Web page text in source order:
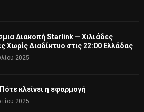
Διακοπή Starlink — Χιλιάδες
Χωρίς Διαδίκτυο στις 22:00 Ελλάδας
2025
κλείνει η εφαρμογή
2025